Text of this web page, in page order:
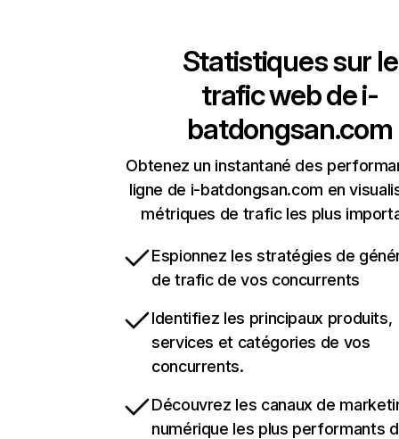
Statistiques sur le
trafic web dei-
batdongsan.com
Obtenez un instantané des
ligne de i-batdongsan.com en
métriques de trafic les plus
Espionnez les stratégies de
de trafic de vos concurrents
Identifiez les principaux produits,
services et catégories de vos
concurrents.
Découvrez les canaux de
numérique les plus performants